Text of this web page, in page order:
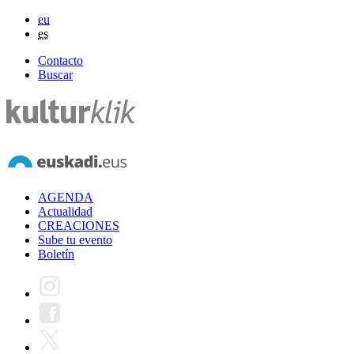
eu
es
Contacto
Buscar
AGENDA
Actualidad
CREACIONES
Sube tu evento
Boletín